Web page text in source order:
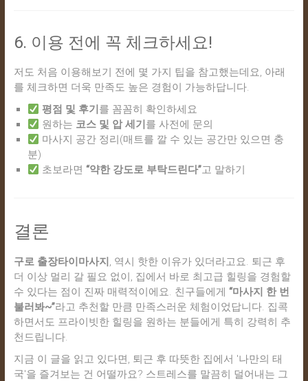
6. 이용 전에 꼭 체크하세요!
저도 처음 이용해보기 전에 몇 가지 팁을 참고했는데요, 아래
를 체크하면 더욱 만족도 높은 경험이 가능하답니다.
평점 및 후기 를 꼼꼼히 확인하세요
원하는 코스 및 압 세기 를 사전에 문의
마사지 공간 정리(매트를 깔 수 있는 공간만 있으면 충
분)
초보라면 “약한 강도로 부탁드린다”고 말하기
결론
구로 출장타이마사지 , 역시 핫한 이유가 있더라고요. 퇴근 후
더 이상 멀리 갈 필요 없이, 집에서 바로 최고급 힐링을 경험할
수 있다는 점이 진짜 매력적이에요. 친구들에게 “마사지 한 번
불러봐~”라고 추천할 만큼 만족스러운 체험이었답니다. 집콕
하면서도 프라이빗한 힐링을 원하는 분들에게 특히 강력히 추
천드립니다.
지금 이 글을 읽고 있다면, 퇴근 후 따뜻한 집에서 '나만의 태
국'을 즐겨보는 건 어떨까요? 스트레스를 말끔히 덜어내는 그